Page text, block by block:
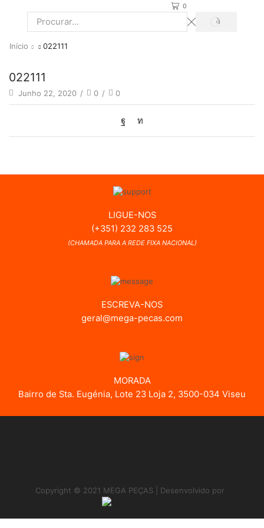
0
Search
PROCURAR
Início 022111
022111
Junho 22, 2020 / 0 / 0
LIGUE-NOS
(+351) 232 283 525
(CHAMADA PARA A REDE FIXA NACIONAL)
ESCREVA-NOS
geral@mega-pecas.com
MORADA
Bairro de Sta. Eugénia, Lote 23 Loja 2, 3500-034 Viseu
Copyright © 2021 MEGA PEÇAS | Desenvolvido por